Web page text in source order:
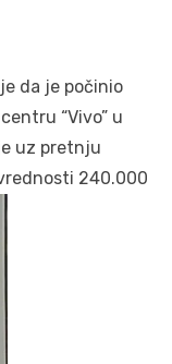
da je počinio
“Vivo” u
uz pretnju
240.000